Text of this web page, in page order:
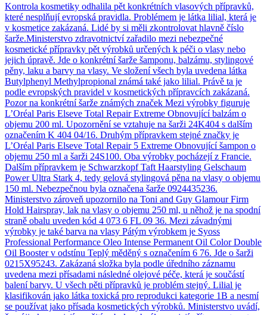
Kontrola kosmetiky odhalila pět konkrétních vlasových přípravků,
které nesplňují evropská pravidla. Problémem je látka lilial, která je
v kosmetice zakázaná. Lidé by si měli zkontrolovat hlavně číslo
šarže.Ministerstvo zdravotnictví zařadilo mezi nebezpečné
kosmetické přípravky pět výrobků určených k péči o vlasy nebo
jejich úpravě. Jde o konkrétní šarže šamponu, balzámu, stylingové
pěny, laku a barvy na vlasy. Ve složení všech byla uvedena látka
Butylphenyl Methylpropional známá také jako lilial. Právě ta je
podle evropských pravidel v kosmetických přípravcích zakázaná.
Pozor na konkrétní šarže známých značek Mezi výrobky figuruje
L’Oréal Paris Elseve Total Repair Extreme Obnovující balzám o
objemu 200 ml. Upozornění se vztahuje na šarži 24K404 s dalším
označením K 404 04/16. Druhým přípravkem stejné značky je
L’Oréal Paris Elseve Total Repair 5 Extreme Obnovující šampon o
objemu 250 ml a šarži 24S100. Oba výrobky pocházejí z Francie.
Dalším přípravkem je Schwarzkopf Taft Haarstyling Gelschaum
Power Ultra Stark 4, tedy gelová stylingová pěna na vlasy o objemu
150 ml. Nebezpečnou byla označena šarže 0924435236.
Ministerstvo zároveň upozornilo na Toni and Guy Glamour Firm
Hold Hairspray, lak na vlasy o objemu 250 ml, u něhož je na spodní
straně obalu uveden kód 4 073 6 FL 09 36. Mezi závadnými
výrobky je také barva na vlasy Pátým výrobkem je Syoss
Professional Performance Oleo Intense Permanent Oil Color Double
Oil Booster v odstínu Teplý měděný s označením 6 76. Jde o šarži
0215X95243. Zakázaná složka byla podle úředního záznamu
uvedena mezi přísadami následné olejové péče, která je součástí
balení barvy. U všech pěti přípravků je problém stejný. Lilial je
klasifikován jako látka toxická pro reprodukci kategorie 1B a nesmí
se používat jako přísada kosmetických výrobků. Ministerstvo uvádí,